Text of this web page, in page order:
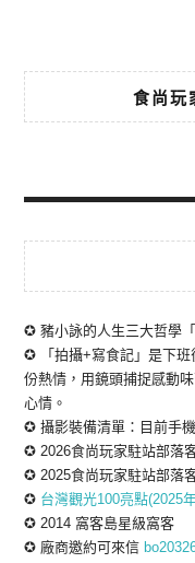
食尚玩
✪ 豬小詠的人生三大哲學
✪ 「拍攝+寫食記」是下班
份熱情，用鏡頭捕捉感動
心情。
✪ 攝影裝備清單：目前手
✪ 2026食尚玩家駐站部落
✪ 2025食尚玩家駐站部落
✪ 台灣觀光100亮點(2025
✪ 2014 窩客島星級窩客
✪ 廠商邀約可來信